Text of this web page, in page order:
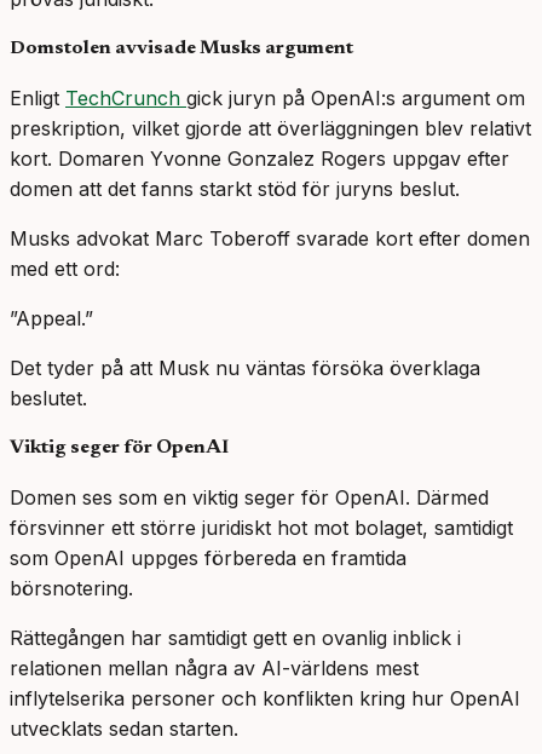
Domstolen avvisade Musks argument
Enligt TechCrunch gick juryn på OpenAI:s argument om
preskription, vilket gjorde att överläggningen blev relativt
kort. Domaren Yvonne Gonzalez Rogers uppgav efter
domen att det fanns starkt stöd för juryns beslut.
Musks advokat Marc Toberoff svarade kort efter domen
med ett ord:
”Appeal.”
Det tyder på att Musk nu väntas försöka överklaga
beslutet.
Viktig seger för OpenAI
Domen ses som en viktig seger för OpenAI. Därmed
försvinner ett större juridiskt hot mot bolaget, samtidigt
som OpenAI uppges förbereda en framtida
börsnotering.
Rättegången har samtidigt gett en ovanlig inblick i
relationen mellan några av AI-världens mest
inflytelserika personer och konflikten kring hur OpenAI
utvecklats sedan starten.